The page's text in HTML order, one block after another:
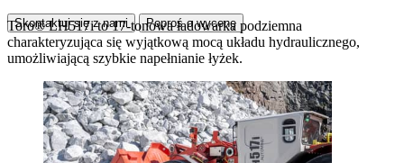
Skontaktuj się z nami Poproś o wycenę
Toro® LH517i to 17-tonowa ładowarka podziemna
charakteryzująca się wyjątkową mocą układu hydraulicznego,
umożliwiającą szybkie napełnianie łyżek.